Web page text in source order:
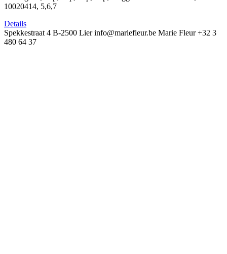
10020414, 5,6,7
Details
Spekkestraat 4 B-2500 Lier info@mariefleur.be Marie Fleur +32 3
480 64 37